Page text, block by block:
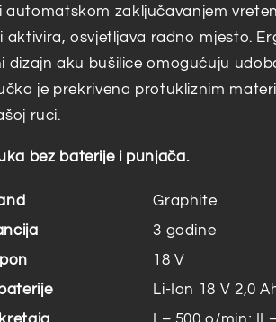
zaključavanjem
aktivira, osvjetljava radno mjesto.
dizajn aku bušilice omogućuju
je prekrivena protukliznim
ruci.
bez baterije i punjača.
Graphite
3 godine
18 V
Li-Ion 18 V 2,0